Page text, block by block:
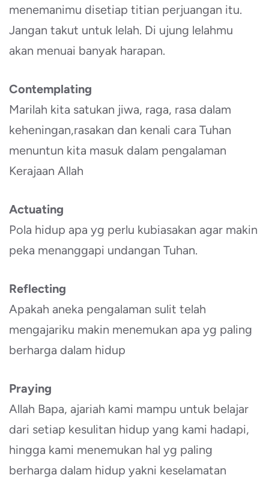
menemanimu disetiap titian perjuangan itu.
Jangan takut untuk lelah. Di ujung lelahmu
akan menuai banyak harapan.
Contemplating
Marilah kita satukan jiwa, raga, rasa dalam
keheningan,rasakan dan kenali cara Tuhan
menuntun kita masuk dalam pengalaman
Kerajaan Allah
Actuating
Pola hidup apa yg perlu kubiasakan agar makin
peka menanggapi undangan Tuhan.
Reflecting
Apakah aneka pengalaman sulit telah
mengajariku makin menemukan apa yg paling
berharga dalam hidup
Praying
Allah Bapa, ajariah kami mampu untuk belajar
dari setiap kesulitan hidup yang kami hadapi,
hingga kami menemukan hal yg paling
berharga dalam hidup yakni keselamatan